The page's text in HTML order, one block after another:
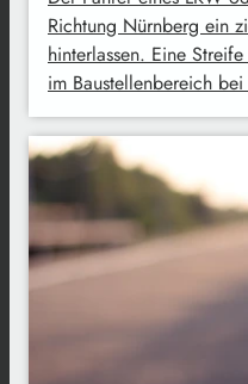
Richtung Nürnberg ein
hinterlassen. Eine
im Baustellenbereich